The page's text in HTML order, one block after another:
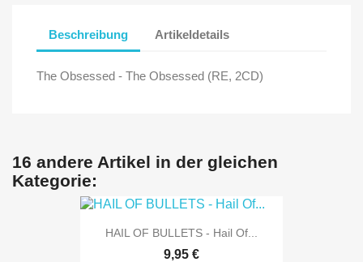
Beschreibung Artikeldetails
The Obsessed - The Obsessed (RE, 2CD)
16 andere Artikel in der gleichen
Kategorie:
HAIL OF BULLETS - Hail Of...
9,95 €